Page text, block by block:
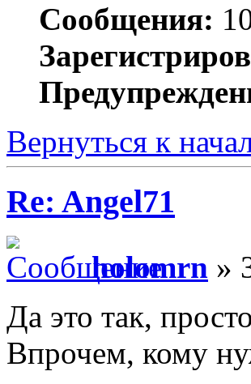
Сообщения:
Вернуться к
Re: Angel71
holomrn »
Да это так,
Впрочем, кому